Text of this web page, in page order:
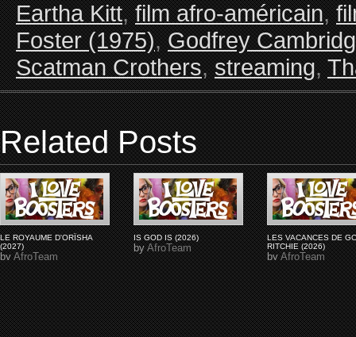
Eartha Kitt,film afro-américain,
Foster (1975),Godfrey
Scatman Crothers,streaming,
Related Posts
LE ROYAUME D'ORÏSHA
(2027)
byAfroTeam
IS GOD IS (2026)
byAfroTeam
LES VACANCES DE
RITCHIE (2026)
byAfroTeam